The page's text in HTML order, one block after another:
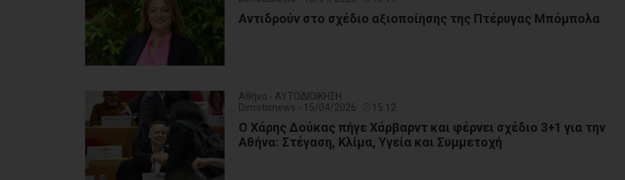
Αντιδρούν στο σχέδιο αξιοποίησης της Πτέρυγας Μπόμπολα
Αθήνα - ΑΥΤΟΔΙΟΙΚΗΣΗ
Dimotisnews - 15/04/2026
15:12
Ο Χάρης Δούκας πήγε Χάρβαρντ και φέρνει σχέδιο 3+1 για την
Αθήνα: Στέγαση, Κλίμα, Υγεία και Συμμετοχή